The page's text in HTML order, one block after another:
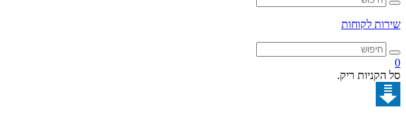
שירות לקוחות
0
סל הקניות ריק.